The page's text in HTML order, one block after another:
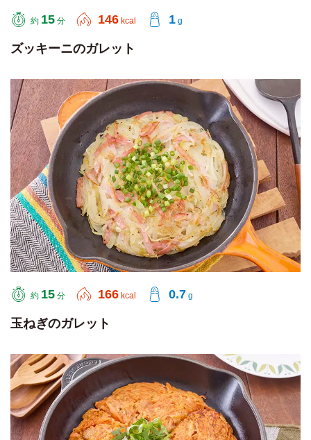
約 15 分 146 kcal 1 g
ズッキーニのガレット
約 15 分 166 kcal 0.7 g
玉ねぎのガレット